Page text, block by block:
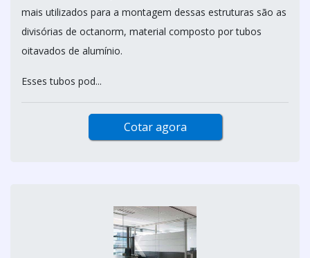
mais utilizados para a montagem dessas estruturas são as
divisórias de octanorm, material composto por tubos
oitavados de alumínio.
Esses tubos pod...
Cotar agora